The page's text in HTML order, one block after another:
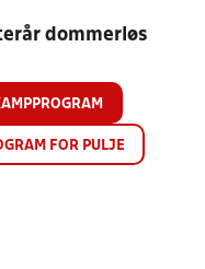
dommerløs
FOR PULJE